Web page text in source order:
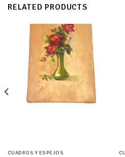
RELATED PRODUCTS
CUADROS Y ESPEJOS